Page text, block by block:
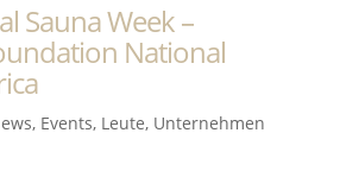
Sauna Week –
National
, Events, Leute, Unternehmen